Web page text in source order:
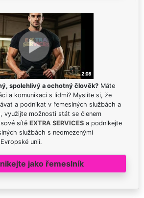
spolehlivý a ochotný člověk? Máte
a komunikaci s lidmi? Myslíte si, že
a podnikat v řemeslných službách a
využijte možnosti stát se členem
sítě EXTRA SERVICES a podnikejte
službách s neomezenými
unii.
jako řemeslník